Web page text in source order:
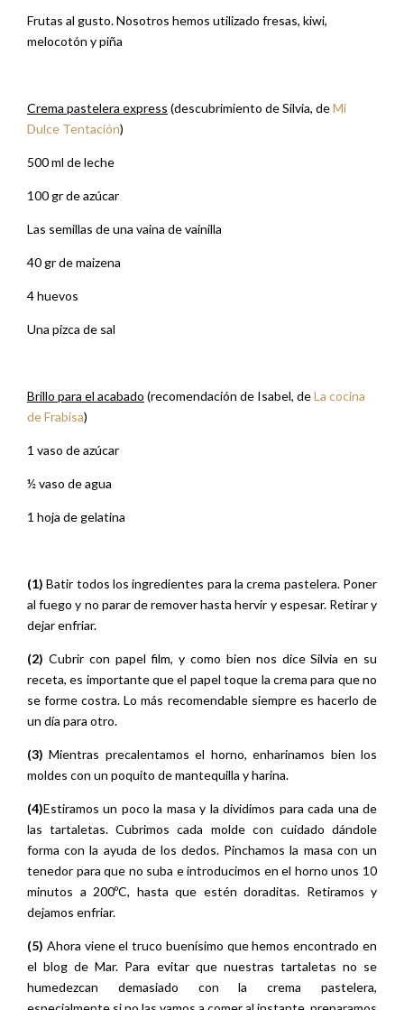
Frutas al gusto. Nosotros hemos utilizado fresas, kiwi,
melocotón y piña
Crema pastelera express (descubrimiento de Silvia, deMi
Dulce Tentación)
500 ml de leche
100 gr de azúcar
Las semillas de una vaina de vainilla
40 gr de maizena
4 huevos
Una pizca de sal
Brillo para el acabado (recomendación de Isabel, deLa cocina
de Frabisa)
1 vaso de azúcar
½ vaso de agua
1 hoja de gelatina
(1) Batir todos los ingredientes para la crema pastelera. Poner
al fuego y no parar de remover hasta hervir y espesar. Retirar y
dejar enfriar.
(2) Cubrir con papel film, y como bien nos dice Silvia en su
receta, es importante que el papel toque la crema para que no
se forme costra. Lo más recomendable siempre es hacerlo de
un día para otro.
(3) Mientras precalentamos el horno, enharinamos bien los
moldes con un poquito de mantequilla y harina.
(4)Estiramos un poco la masa y la dividimos para cada una de
las tartaletas. Cubrimos cada molde con cuidado dándole
forma con la ayuda de los dedos. Pinchamos la masa con un
tenedor para que no suba e introducimos en el horno unos 10
minutos a 200ºC, hasta que estén doraditas. Retiramos y
dejamos enfriar.
(5) Ahora viene el truco buenísimo que hemos encontrado en
el blog de Mar. Para evitar que nuestras tartaletas no se
humedezcan demasiado con la crema pastelera,